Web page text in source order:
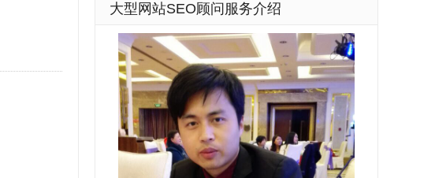
大型网站SEO顾问服务介绍